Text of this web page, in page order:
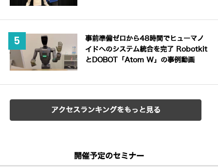
事前準備ゼロから48時間でヒューマノ
イドへのシステム統合を完了 Robotkit
とDOBOT「Atom W」の事例動画
アクセスランキングをもっと見る
開催予定のセミナー